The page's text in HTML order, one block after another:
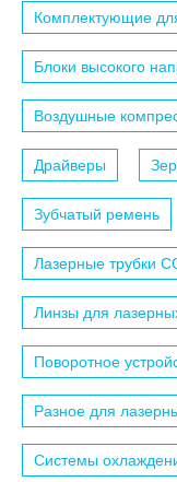
Комплектующие
Блоки высокого
Воздушные
Драйверы
Зубчатый ремень
Лазерные трубки
Линзы для
Поворотное
Разное для
Системы